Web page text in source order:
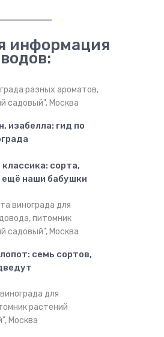
информация
изабелла: гид по
сорта,
ещё наши бабушки
семь сортов,